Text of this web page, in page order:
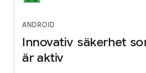
ANDROID
Innovativ säkerhet
är aktiv